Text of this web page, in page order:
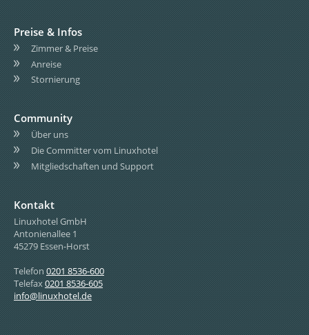
Preise & Infos
Zimmer & Preise
Anreise
Stornierung
Community
Über uns
Die Committer vom Linuxhotel
Mitgliedschaften und Support
Kontakt
Linuxhotel GmbH
Antonienallee 1
45279 Essen-Horst
Telefon 0201 8536-600
Telefax 0201 8536-605
info@linuxhotel.de